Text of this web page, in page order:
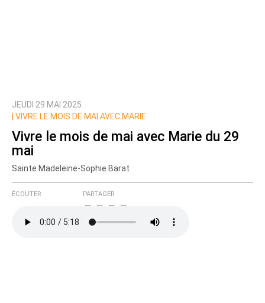
JEUDI 29 MAI 2025
VIVRE LE MOIS DE MAI AVEC MARIE
Vivre le mois de mai avec Marie du 29
mai
Sainte Madeleine-Sophie Barat
ÉCOUTER PARTAGER